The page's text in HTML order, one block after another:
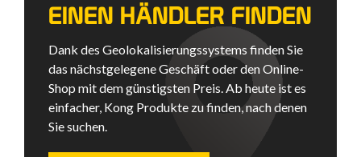
EINEN HÄNDLER FINDEN
Dank des Geolokalisierungssystems finden Sie
das nächstgelegene Geschäft oder den Online-
Shop mit dem günstigsten Preis. Ab heute ist es
einfacher, Kong Produkte zu finden, nach denen
Sie suchen.